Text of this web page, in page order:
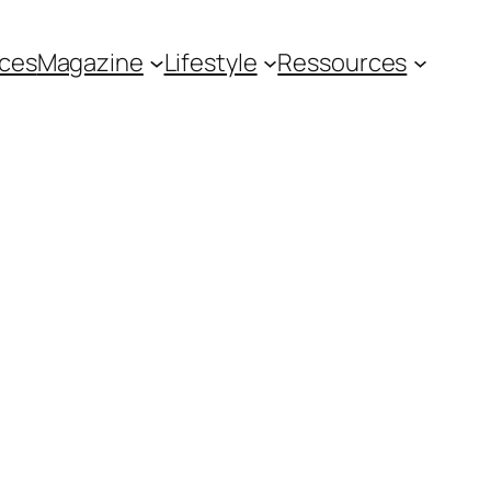
Magazine Lifestyle Ressources